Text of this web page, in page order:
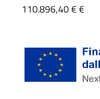
110.896,40 € €